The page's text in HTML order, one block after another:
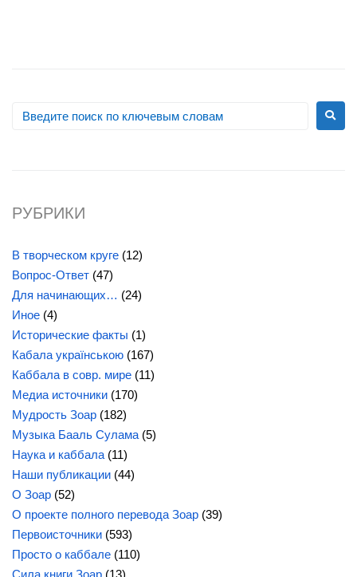
РУБРИКИ
В творческом круге (12)
Вопрос-Ответ (47)
Для начинающих… (24)
Иное (4)
Исторические факты (1)
Кабала українською (167)
Каббала в совр. мире (11)
Медиа источники (170)
Мудрость Зоар (182)
Музыка Бааль Сулама (5)
Наука и каббала (11)
Наши публикации (44)
О Зоар (52)
О проекте полного перевода Зоар (39)
Первоисточники (593)
Просто о каббале (110)
Сила книги Зоар (13)